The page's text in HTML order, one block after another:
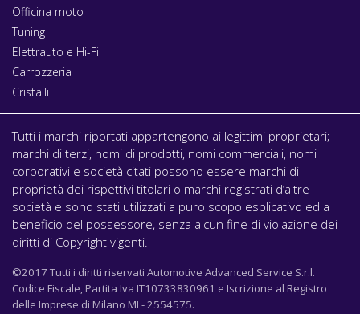
Officina moto
Tuning
Elettrauto e Hi-Fi
Carrozzeria
Cristalli
Tutti i marchi riportati appartengono ai legittimi proprietari;
marchi di terzi, nomi di prodotti, nomi commerciali, nomi
corporativi e società citati possono essere marchi di
proprietà dei rispettivi titolari o marchi registrati d’altre
società e sono stati utilizzati a puro scopo esplicativo ed a
beneficio del possessore, senza alcun fine di violazione dei
diritti di Copyright vigenti.
©2017 Tutti i diritti riservati Automotive Advanced Service S.r.l.
Codice Fiscale, Partita Iva IT10733830961 e Iscrizione al Registro
delle Imprese di Milano MI - 2554575.